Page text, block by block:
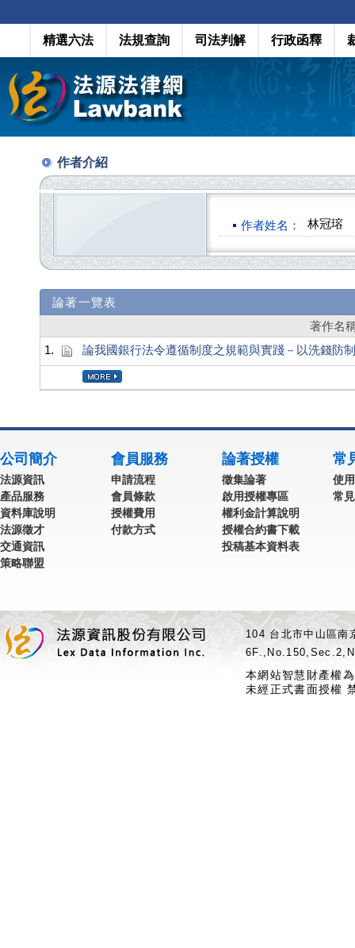
精選六法 法規查詢 司法判解 行政函釋
作者介紹
作者姓名： 林冠瑢
論著一覽表
著作名
1.
論我國銀行法令遵循制度之規範與實踐－以洗錢防
公司簡介
法源資訊
產品服務
資料庫說明
法源徵才
交通資訊
策略聯盟
會員服務
申請流程
會員條款
授權費用
付款方式
論著授權
徵集論著
啟用授權專區
權利金計算說明
授權合約書下載
投稿基本資料表
常
使
常
104 台北市中山區
本網站智慧財產權
未經正式書面授權